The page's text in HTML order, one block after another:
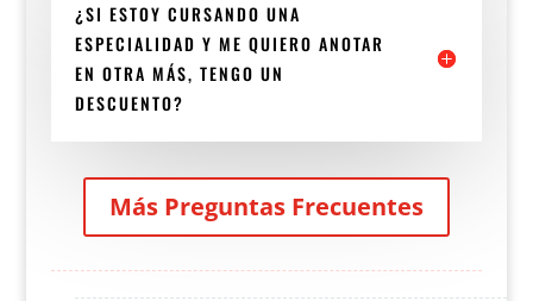
¿SI ESTOY CURSANDO UNA
ESPECIALIDAD Y ME QUIERO ANOTAR
EN OTRA MÁS, TENGO UN
DESCUENTO?
Más Preguntas Frecuentes